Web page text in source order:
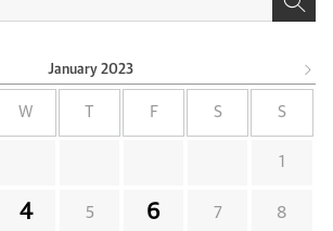
January 2023
W T F S S
1
4 5 6 7 8